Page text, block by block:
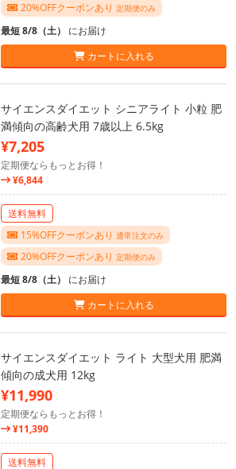
20%OFFクーポンあり 定期便のみ
最短 8/8（土） にお届け
カートに入れる
サイエンスダイエット シニアライト 小粒 肥
満傾向の高齢犬用 7歳以上 6.5kg
¥7,205
定期便ならもっとお得！
¥6,844
送料無料
15%OFFクーポンあり 通常注文のみ
20%OFFクーポンあり 定期便のみ
最短 8/8（土） にお届け
カートに入れる
サイエンスダイエット ライト 大型犬用 肥満
傾向の成犬用 12kg
¥11,990
定期便ならもっとお得！
¥11,390
送料無料